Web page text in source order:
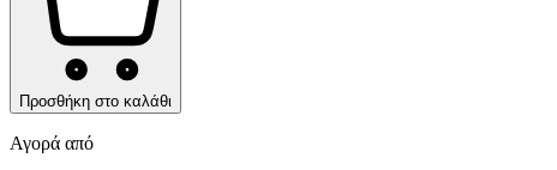
Προσθήκη στο καλάθι
Αγορά από